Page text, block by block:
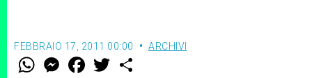
FEBBRAIO 17, 2011 00:00 ARCHIVI
W M
e
F
a w